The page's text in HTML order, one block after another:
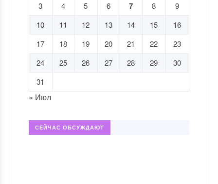
3
4 5 6 7 8
9
10
11 12 13 14 15
16
17
18 19 20 21 22
23
24
25 26 27 28 29
30
31
« Июл
СЕЙЧАС ОБСУЖДАЮТ